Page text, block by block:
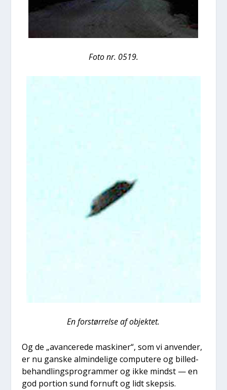
Foto nr. 0519.
En for­stør­rel­se af objek­tet.
Og de „avan­ce­re­de maski­ner“, som vi anven­der,
er nu gan­ske almin­de­li­ge com­pu­te­re og bil­led­
be­hand­lings­pro­gram­mer og ikke mindst — en
god por­tion sund for­nuft og lidt skep­sis.